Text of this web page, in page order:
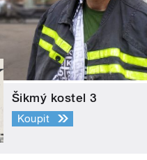
Šikmý kostel 3
Koupit